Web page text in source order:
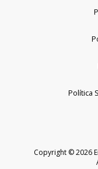
Copyright © 2026
Política